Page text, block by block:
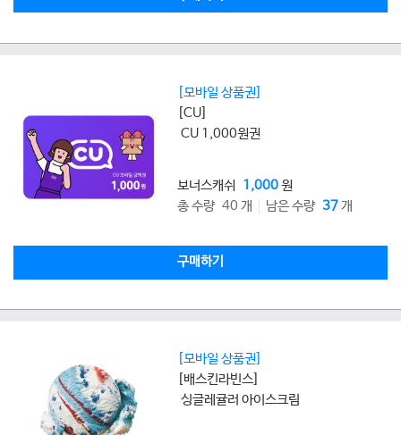
[모바일 상품권]
[CU]
CU 1,000원권
보너스캐쉬 1,000원
총 수량 40 개
남은 수량 37개
구매하기
[모바일 상품권]
[배스킨라빈스]
싱글레귤러 아이스크림